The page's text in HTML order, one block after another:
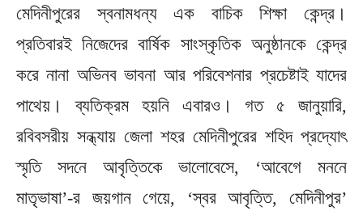
মেদিনীপুরের স্বনামধন্য এক বাচিক শিক্ষা কেন্দ্র।
প্রতিবারই নিজেদের বার্ষিক সাংস্কৃতিক অনুষ্ঠানকে কেন্দ্র
করে নানা অভিনব ভাবনা আর পরিবেশনার প্রচেষ্টাই যাদের
পাথেয়। ব্যতিক্রম হয়নি এবারও। গত ৫ জানুয়ারি,
রবিবসরীয় সন্ধ্যায় জেলা শহর মেদিনীপুরের শহিদ প্রদ্যোৎ
স্মৃতি সদনে আবৃত্তিকে ভালোবেসে, ‘আবেগে মননে
মাতৃভাষা’-র জয়গান গেয়ে, ‘স্বর আবৃত্তি, মেদিনীপুর’